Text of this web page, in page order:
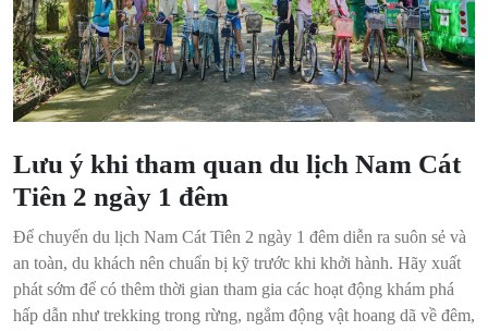
Lưu ý khi tham quan du lịch Nam Cát
Tiên 2 ngày 1 đêm
Để chuyến du lịch Nam Cát Tiên 2 ngày 1 đêm diễn ra suôn sẻ và
an toàn, du khách nên chuẩn bị kỹ trước khi khởi hành. Hãy xuất
phát sớm để có thêm thời gian tham gia các hoạt động khám phá
hấp dẫn như trekking trong rừng, ngắm động vật hoang dã về đêm,